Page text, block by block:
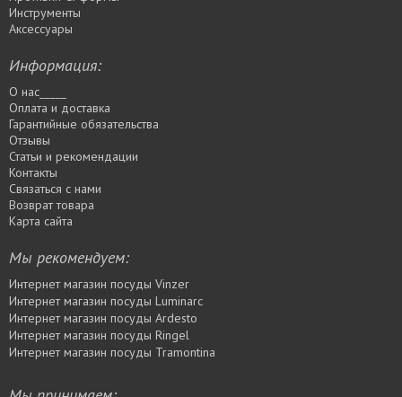
Инструменты
Аксессуары
Информация:
О нас_____
Оплата и доставка
Гарантийные обязательства
Отзывы
Статьи и рекомендации
Контакты
Связаться с нами
Возврат товара
Карта сайта
Мы рекомендуем:
Интернет магазин посуды Vinzer
Интернет магазин посуды Luminarc
Интернет магазин посуды Ardesto
Интернет магазин посуды Rіngel
Интернет магазин посуды Tramontina